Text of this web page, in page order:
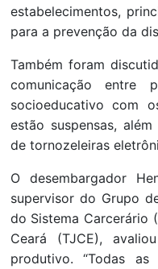
estabelecimentos,
para a prevenção da
Também foram
comunicação entre
socioeducativo com
estão suspensas,
de tornozeleiras
O desembargador
supervisor do Grupo
do Sistema Carcerário
Ceará (TJCE),
produtivo. “Todas as